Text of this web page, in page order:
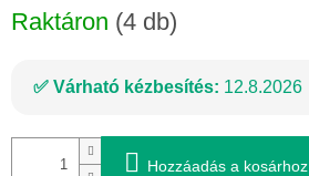
Raktáron (4 db)
Várható kézbesítés: 12.8.2026
Hozzáadás a kosárhoz